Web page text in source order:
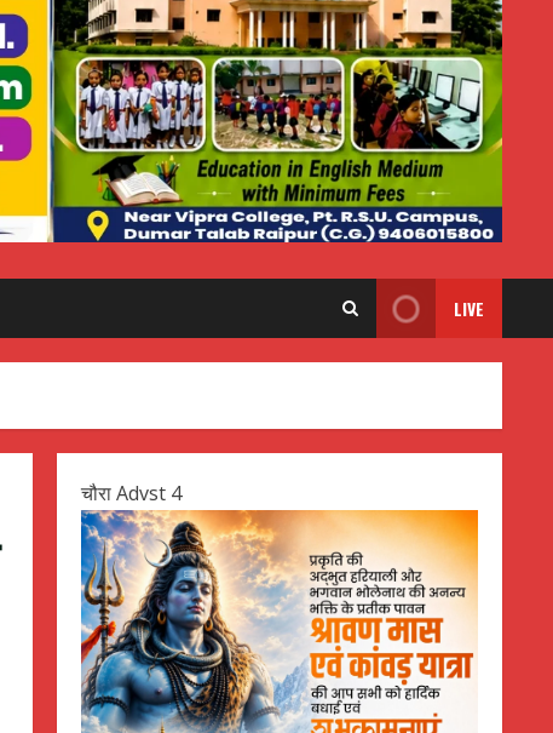
LIVE
चौरा Advst 4